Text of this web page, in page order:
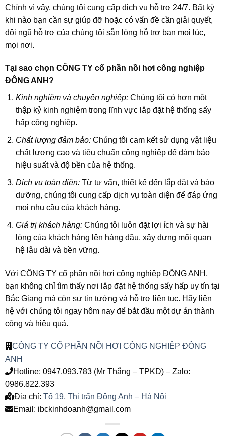
Chính vì vậy, chúng tôi cung cấp dịch vụ hỗ trợ 24/7. Bất kỳ
khi nào bạn cần sự giúp đỡ hoặc có vấn đề cần giải quyết,
đội ngũ hỗ trợ của chúng tôi sẵn lòng hỗ trợ bạn mọi lúc,
mọi nơi.
Tại sao chọn CÔNG TY cổ phần nồi hơi công nghiệp
ĐÔNG ANH?
Kinh nghiệm và chuyên nghiệp:Chúng tôi có hơn một
thập kỷ kinh nghiệm trong lĩnh vực lắp đặt hệ thống sấy
hấp công nghiệp.
Chất lượng đảm bảo:Chúng tôi cam kết sử dụng vật liệu
chất lượng cao và tiêu chuẩn công nghiệp để đảm bảo
hiệu suất và độ bền của hệ thống.
Dịch vụ toàn diện:Từ tư vấn, thiết kế đến lắp đặt và bảo
dưỡng, chúng tôi cung cấp dịch vụ toàn diện để đáp ứng
mọi nhu cầu của khách hàng.
Giá trị khách hàng:Chúng tôi luôn đặt lợi ích và sự hài
lòng của khách hàng lên hàng đầu, xây dựng mối quan
hệ lâu dài và bền vững.
Với CÔNG TY cổ phần nồi hơi công nghiệp ĐÔNG ANH,
bạn không chỉ tìm thấy nơi lắp đặt hệ thống sấy hấp uy tín tại
Bắc Giang mà còn sự tin tưởng và hỗ trợ liên tục. Hãy liên
hệ với chúng tôi ngay hôm nay để bắt đầu một dự án thành
công và hiệu quả.
CÔNG TY CỔ PHẦN NỒI HƠI CÔNG NGHIỆP ĐÔNG
ANH
Hotline: 0947.093.783 (Mr Thắng – TPKD) – Zalo:
0986.822.393
Địa chỉ: Tổ 19, Thị trấn Đông Anh – Hà Nội
Email: ibckinhdoanh@gmail.com